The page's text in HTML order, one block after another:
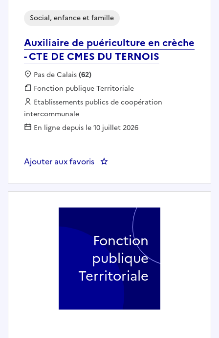
Auxiliaire de puériculture en crèche
- CTE DE CMES DU TERNOIS
Social, enfance et famille
Localisation :
Pas de Calais(62)
Fonction publique :
Fonction publique Territoriale
Employeur :
Etablissements publics de coopération
intercommunale
En ligne depuis le 10 juillet 2026
Ajouter aux favoris : Auxiliaire de puériculture en
Fonction
publique
Territoriale